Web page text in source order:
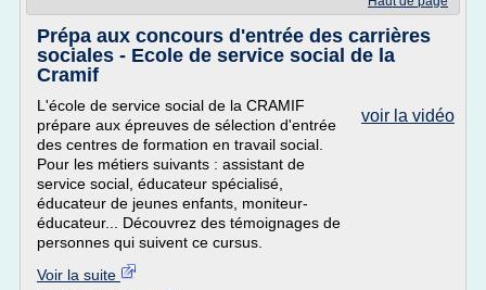
Prépa aux concours d'entrée des carrières
sociales - Ecole de service social de la
Cramif
voir la vidéo
L'école de service social de la CRAMIF
prépare aux épreuves de sélection d'entrée
des centres de formation en travail social.
Pour les métiers suivants : assistant de
service social, éducateur spécialisé,
éducateur de jeunes enfants, moniteur-
éducateur... Découvrez des témoignages de
personnes qui suivent ce cursus.
Voir la suite